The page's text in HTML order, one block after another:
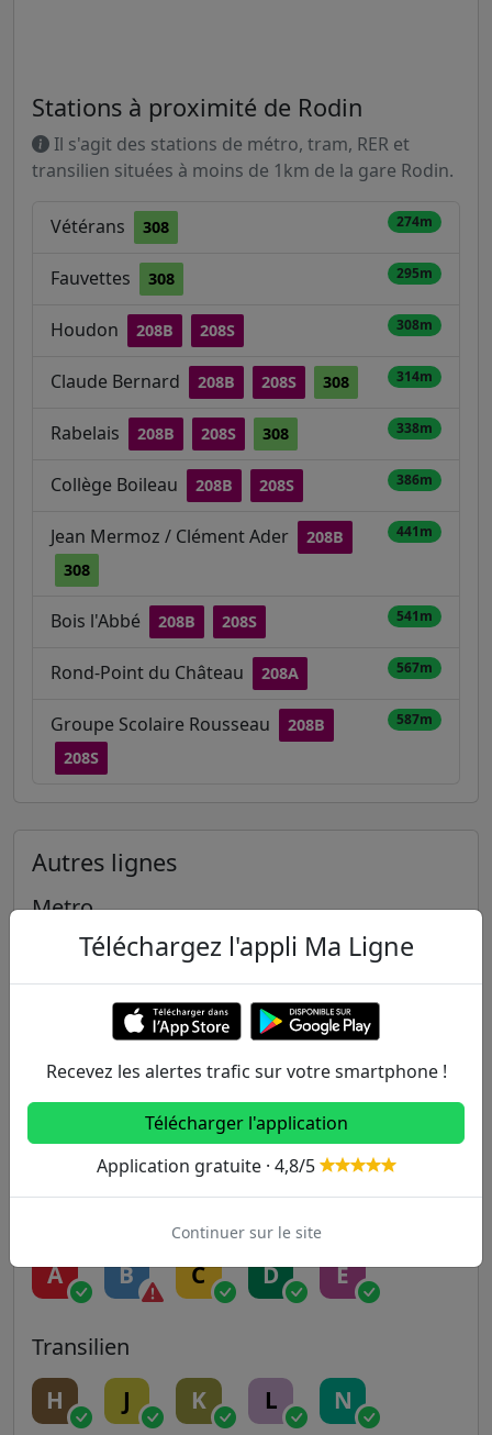
Stations à proximité de Rodin
Il s'agit des stations de métro, tram, RER et
transilien situées à moins de 1km de la gare Rodin.
Vétérans 308 274m
Fauvettes 308 295m
Houdon 208B 208S 308m
Claude Bernard 208B 208S 308 314m
Rabelais 208B 208S 308 338m
Collège Boileau 208B 208S 386m
Jean Mermoz / Clément Ader
208B
308
441m
Bois l'Abbé 208B 208S 541m
Rond-Point du Château 208A 567m
Groupe Scolaire Rousseau
208B
208S
587m
Autres lignes
Metro
2 3 3B 4
6 7 7B 8
9 10 11 12 13
14
A B C D E
Transilien
H J K L N
Téléchargez l'appli Ma Ligne
Recevez les alertes trafic sur votre smartphone !
Télécharger l'application
Application gratuite · 4,8/5
Continuer sur le site